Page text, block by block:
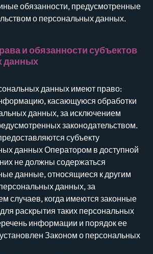
обязанности, предусмотренные
о персональных данных.
и обязанности субъектов
данных
данных имеют право:
касающуюся обработки
данных, за исключением
законодательством.
субъекту
данных Оператором в доступной
не должны содержаться
данные, относящиеся к другим
данных, за
случаев, когда имеются законные
раскрытия таких персональных
информации и порядок ее
Законом о персональных